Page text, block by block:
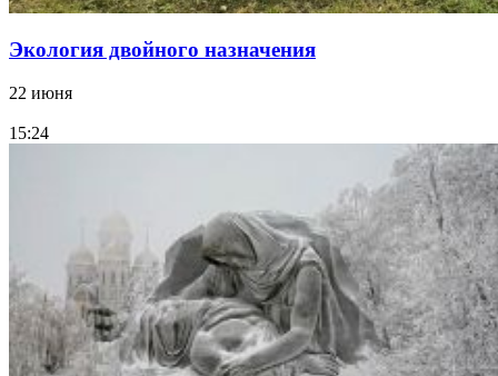
Экология двойного назначения
22 июня
15:24